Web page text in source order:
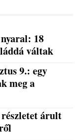
18
váltak
9.: egy
meg a
árult